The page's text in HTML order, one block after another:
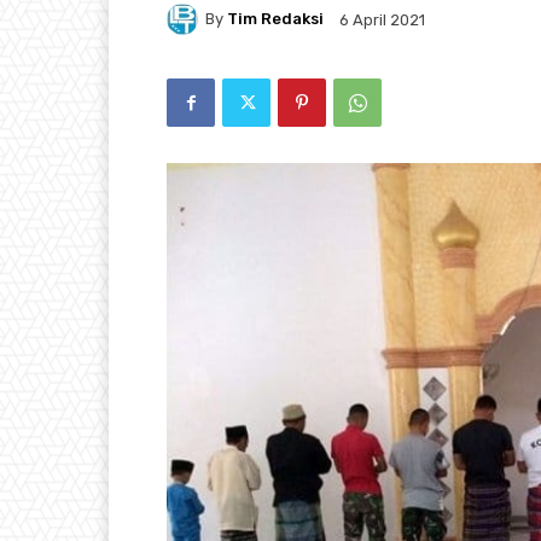
By Tim Redaksi 6 April 2021